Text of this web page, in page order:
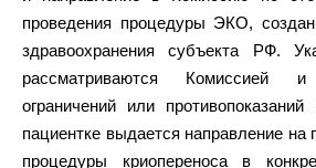
проведения процедуры ЭКО,
здравоохранения субъекта РФ.
рассматриваются Комиссией
ограничений или
пациентке выдается направление
процедуры криопереноса в